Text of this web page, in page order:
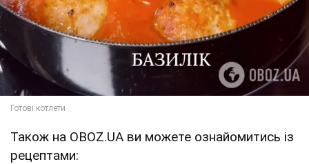
Також на OBOZ.UA ви можете ознайомитись із
рецептами: